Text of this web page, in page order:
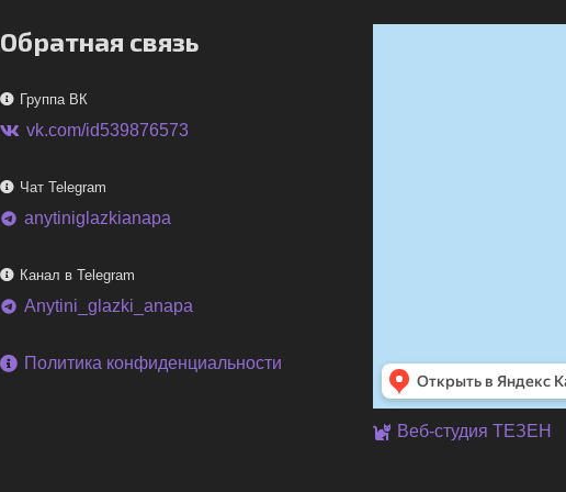
Обратная связь
Группа ВК
vk.com/id539876573
Чат Telegram
telegram anytiniglazkianapa
Канал в Telegram
telegram Anytini_glazki_anapa
Политика конфиденциальности
Веб-студия ТЕЗЕН